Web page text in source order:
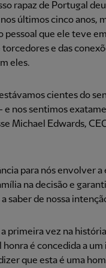
rapaz de Portugal
últimos cinco anos,
que ele teve
e das
eles.
cientes do
e nos sentimos
Michael Edwards,
para nós envolver a
na decisão e
saber de nossa
primeira vez na
honra é concedida a
que esta é uma